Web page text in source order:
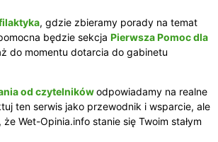
, gdzie zbieramy porady na temat
będzie sekcja Pierwsza Pomoc dla
do momentu dotarcia do gabinetu
od czytelnikówodpowiadamy na realne
ten serwis jako przewodnik i wsparcie, ale
Wet-Opinia.info stanie się Twoim stałym